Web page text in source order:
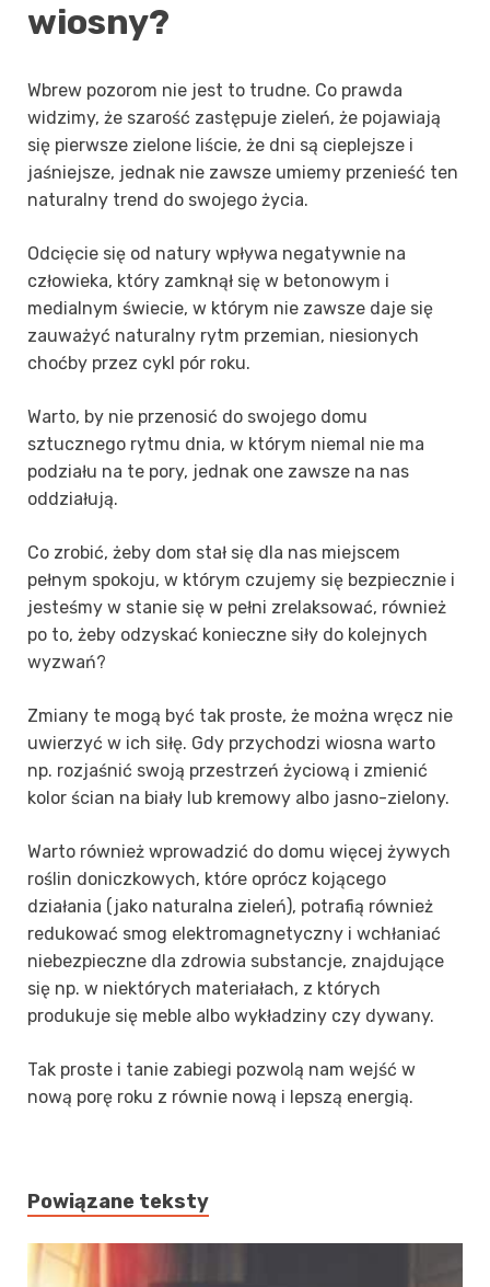
wiosny?
Wbrew pozorom nie jest to trudne. Co prawda
widzimy, że szarość zastępuje zieleń, że pojawiają
się pierwsze zielone liście, że dni są cieplejsze i
jaśniejsze, jednak nie zawsze umiemy przenieść ten
naturalny trend do swojego życia.
Odcięcie się od natury wpływa negatywnie na
człowieka, który zamknął się w betonowym i
medialnym świecie, w którym nie zawsze daje się
zauważyć naturalny rytm przemian, niesionych
choćby przez cykl pór roku.
Warto, by nie przenosić do swojego domu
sztucznego rytmu dnia, w którym niemal nie ma
podziału na te pory, jednak one zawsze na nas
oddziałują.
Co zrobić, żeby dom stał się dla nas miejscem
pełnym spokoju, w którym czujemy się bezpiecznie i
jesteśmy w stanie się w pełni zrelaksować, również
po to, żeby odzyskać konieczne siły do kolejnych
wyzwań?
Zmiany te mogą być tak proste, że można wręcz nie
uwierzyć w ich siłę. Gdy przychodzi wiosna warto
np. rozjaśnić swoją przestrzeń życiową i zmienić
kolor ścian na biały lub kremowy albo jasno-zielony.
Warto również wprowadzić do domu więcej żywych
roślin doniczkowych, które oprócz kojącego
działania (jako naturalna zieleń), potrafią również
redukować smog elektromagnetyczny i wchłaniać
niebezpieczne dla zdrowia substancje, znajdujące
się np. w niektórych materiałach, z których
produkuje się meble albo wykładziny czy dywany.
Tak proste i tanie zabiegi pozwolą nam wejść w
nową porę roku z równie nową i lepszą energią.
Powiązane teksty